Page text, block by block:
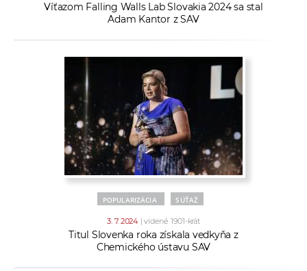
Víťazom Falling Walls Lab Slovakia 2024 sa stal
Adam Kantor z SAV
POPULARIZÁCIA SÚŤAŽ
3. 7. 2024 | videné 1901-krát
Titul Slovenka roka získala vedkyňa z
Chemického ústavu SAV